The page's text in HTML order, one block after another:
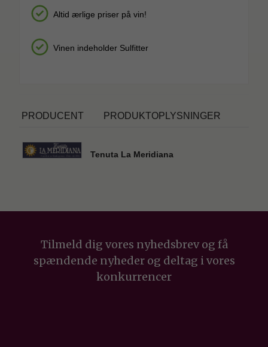
Altid ærlige priser på vin!
Vinen indeholder Sulfitter
PRODUCENT PRODUKTOPLYSNINGER
Tenuta La Meridiana
Tilmeld dig vores nyhedsbrev og få
spændende nyheder og deltag i vores
konkurrencer